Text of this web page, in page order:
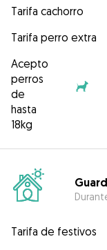
Tarifa cachorro
Tarifa perro extra
Acepto
perros
de
hasta
18kg
Tarifa de festivos